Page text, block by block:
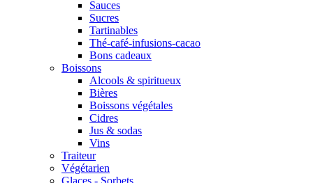
Sauces
Sucres
Tartinables
Thé-café-infusions-cacao
Bons cadeaux
Boissons
Alcools & spiritueux
Bières
Boissons végétales
Cidres
Jus & sodas
Vins
Traiteur
Végétarien
Glaces - Sorbets